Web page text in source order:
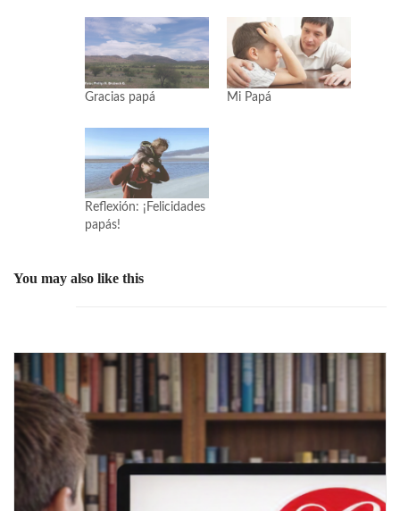
Gracias papá Mi Papá
Reflexión: ¡Felicidades
papás!
You may also like this